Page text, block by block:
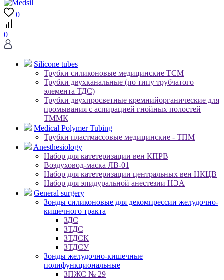
0
0
Silicone tubes
Трубки силиконовые медицинские ТСМ
Трубки двухканальные (по типу трубчатого
элемента ТДС)
Трубки двухпросветные кремнийорганические для
промывания с аспирацией гнойных полостей
ТММК
Medical Polymer Tubing
Трубки пластмассовые медицинские - ТПМ
Anesthesiology
Набор для катетеризации вен КПРВ
Воздуховод-маска ЛВ-01
Набор для катетеризации центральных вен НКЦВ
Набор для эпидуральной анестезии НЭА
General surgery
Зонды силиконовые для декомпрессии желудочно-
кишечного тракта
ЗДС
ЗТДС
ЗТДСК
ЗТДСУ
Зонды желудочно-кишечные
полифункциональные
ЗПЖС № 29